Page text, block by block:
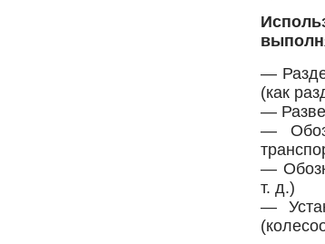
—
(как
—
—
—
т. д.)
—